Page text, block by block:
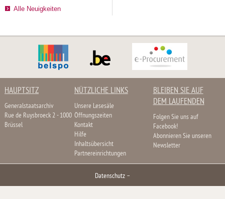
Alle Neuigkeiten
HAUPTSITZ
Generalstaatsarchiv
Rue de Ruysbroeck 2 - 1000
Brüssel
NÜTZLICHE LINKS
Unsere Lesesäle
Öffnungszeiten
Kontakt
Hilfe
Inhaltsübersicht
Partnereinrichtungen
BLEIBEN SIE AUF
DEM LAUFENDEN
Folgen Sie uns auf
Facebook!
Abonnieren Sie unseren
Newsletter
Datenschutz –